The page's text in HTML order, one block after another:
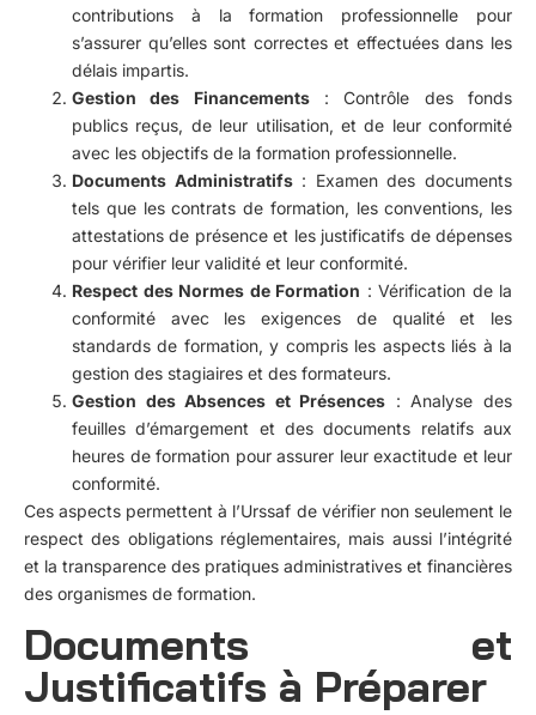
contributions à la formation professionnelle pour
s’assurer qu’elles sont correctes et effectuées dans les
délais impartis.
Gestion des Financements: Contrôle des fonds
publics reçus, de leur utilisation, et de leur conformité
avec les objectifs de la formation professionnelle.
Documents Administratifs: Examen des documents
tels que les contrats de formation, les conventions, les
attestations de présence et les justificatifs de dépenses
pour vérifier leur validité et leur conformité.
Respect des Normes de Formation : Vérification de la
conformité avec les exigences de qualité et les
standards de formation, y compris les aspects liés à la
gestion des stagiaires et des formateurs.
Gestion des Absences et Présences : Analyse des
feuilles d’émargement et des documents relatifs aux
heures de formation pour assurer leur exactitude et leur
conformité.
Ces aspects permettent à l’Urssaf de vérifier non seulement le
respect des obligations réglementaires, mais aussi l’intégrité
et la transparence des pratiques administratives et financières
des organismes de formation.
Documents et
Justificatifs à Préparer